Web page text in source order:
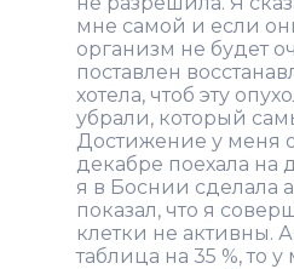
мне самой и если
организм не будет
поставлен
хотела, чтоб эту
убрали, который
Достижение у меня
декабре поехала на
я в Боснии сделала
показал, что я
клетки не активны.
таблица на 35 %, то